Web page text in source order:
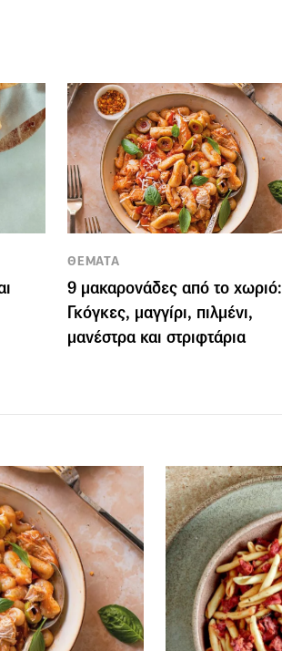
ΘΕΜΑΤΑ
9 μακαρονάδες από το χωριό:
Γκόγκες, μαγγίρι, πιλμένι,
μανέστρα και στριφτάρια